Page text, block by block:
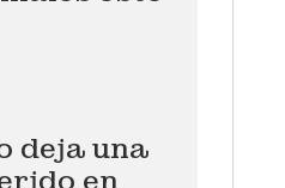
deja una
en